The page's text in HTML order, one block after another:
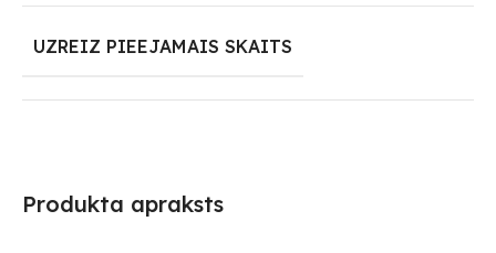
Produkta apraksts
UZREIZ PIEEJAMAIS SKAITS